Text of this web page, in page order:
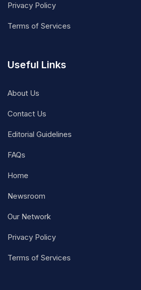
Privacy Policy
Terms of Services
Useful Links
About Us
Contact Us
Editorial Guidelines
FAQs
Home
Newsroom
Our Network
Privacy Policy
Terms of Services